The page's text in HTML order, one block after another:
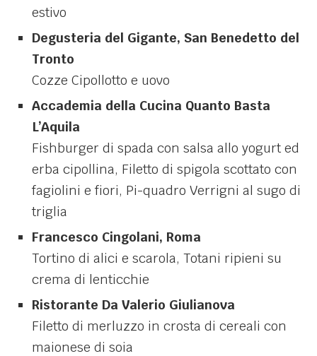
estivo
Degusteria del Gigante, San Benedetto del
Tronto
Cozze Cipollotto e uovo
Accademia della Cucina Quanto Basta
L’Aquila
Fishburger di spada con salsa allo yogurt ed
erba cipollina, Filetto di spigola scottato con
fagiolini e fiori, Pi-quadro Verrigni al sugo di
triglia
Francesco Cingolani, Roma
Tortino di alici e scarola, Totani ripieni su
crema di lenticchie
Ristorante Da Valerio Giulianova
Filetto di merluzzo in crosta di cereali con
maionese di soia